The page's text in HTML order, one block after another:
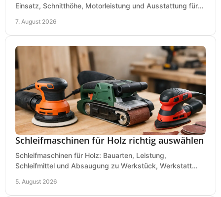
Einsatz, Schnitthöhe, Motorleistung und Ausstattung für
7. August 2026
Schleifmaschinen für Holz richtig auswählen
Schleifmaschinen für Holz: Bauarten, Leistung,
Schleifmittel und Absaugung zu Werkstück, Werkstatt
5. August 2026